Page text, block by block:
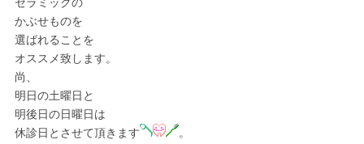
セラミックの
かぶせものを
選ばれることを
オススメ致します。
尚、
明日の土曜日と
明後日の日曜日は
休診日とさせて頂きます
。